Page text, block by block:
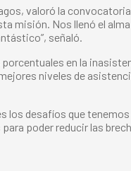
valoró la
misión. Nos llenó el
señaló.
en la
niveles de
los desafíos que
poder reducir las